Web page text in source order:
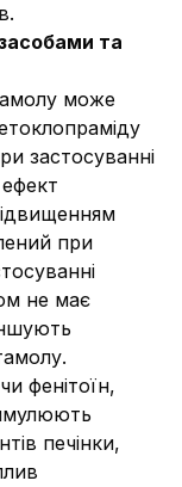
та
може
застосуванні
при
не має
фенітоїн,
печінки,